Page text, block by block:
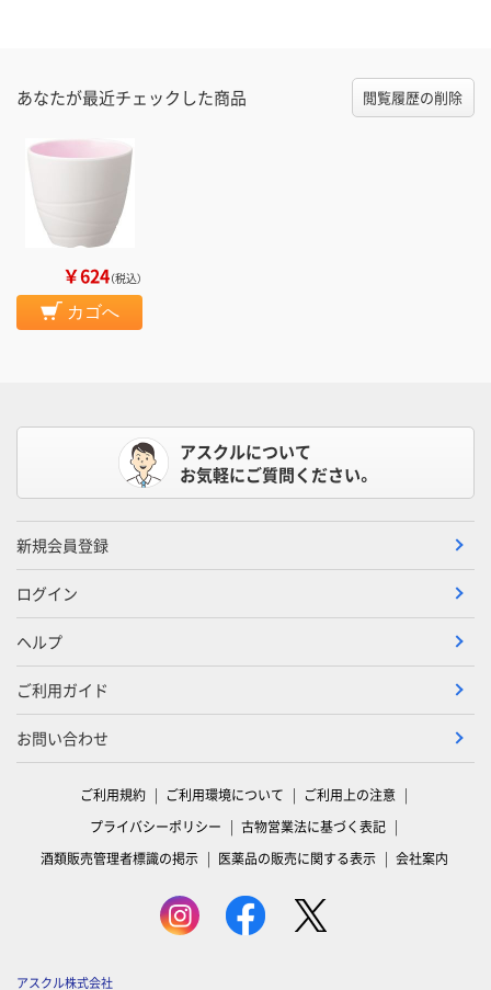
あなたが最近チェックした商品 閲覧履歴の削除
￥624（税込）
カゴへ
アスクルについて
お気軽にご質問ください。
新規会員登録
ログイン
ヘルプ
ご利用ガイド
お問い合わせ
ご利用規約 ご利用環境について
ご利用上の注意
プライバシーポリシー
古物営業法に基づく表記
酒類販売管理者標識の掲示
医薬品の販売に関する表示 会社案内
アスクル株式会社